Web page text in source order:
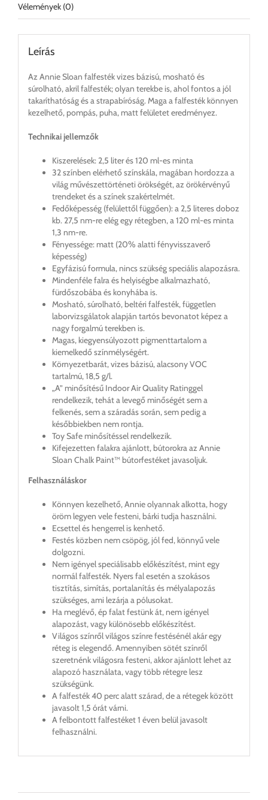
Vélemények (0)
Leírás
Az Annie Sloan falfesték vizes bázisú, mosható és
súrolható, akril falfesték; olyan terekbe is, ahol fontos a jól
takaríthatóság és a strapabíróság. Maga a falfesték könnyen
kezelhető, pompás, puha, matt felületet eredményez.
Technikai jellemzők
Kiszerelések: 2,5 liter és 120 ml-es minta
32 színben elérhető színskála, magában hordozza a
világ művészettörténeti örökségét, az örökérvényű
trendeket és a színek szakértelmét.
Fedőképesség (felülettől függően): a 2,5 literes doboz
kb. 27,5 nm-re elég egy rétegben, a 120 ml-es minta
1,3 nm-re.
Fényessége: matt (20% alatti fényvisszaverő
képesség)
Egyfázisú formula, nincs szükség speciális alapozásra.
Mindenféle falra és helyiségbe alkalmazható,
fürdőszobába és konyhába is.
Mosható, súrolható, beltéri falfesték, független
laborvizsgálatok alapján tartós bevonatot képez a
nagy forgalmú terekben is.
Magas, kiegyensúlyozott pigmenttartalom a
kiemelkedő színmélységért.
Környezetbarát, vizes bázisú, alacsony VOC
tartalmú, 18,5 g/l.
„A” minősítésű Indoor Air Quality Ratinggel
rendelkezik, tehát a levegő minőségét sem a
felkenés, sem a száradás során, sem pedig a
későbbiekben nem rontja.
Toy Safe minősítéssel rendelkezik.
Kifejezetten falakra ajánlott, bútorokra az Annie
Sloan Chalk Paint™ bútorfestéket javasoljuk.
Felhasználáskor
Könnyen kezelhető, Annie olyannak alkotta, hogy
öröm legyen vele festeni, bárki tudja használni.
Ecsettel és hengerrel is kenhető.
Festés közben nem csöpög, jól fed, könnyű vele
dolgozni.
Nem igényel speciálisabb előkészítést, mint egy
normál falfesték. Nyers fal esetén a szokásos
tisztítás, simítás, portalanítás és mélyalapozás
szükséges, ami lezárja a pólusokat.
Ha meglévő, ép falat festünk át, nem igényel
alapozást, vagy különösebb előkészítést.
Világos színről világos színre festésénél akár egy
réteg is elegendő. Amennyiben sötét színről
szeretnénk világosra festeni, akkor ajánlott lehet az
alapozó használata, vagy több rétegre lesz
szükségünk.
A falfesték 40 perc alatt szárad, de a rétegek között
javasolt 1,5 órát várni.
A felbontott falfestéket 1 éven belül javasolt
felhasználni.